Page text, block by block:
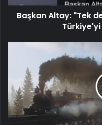
Başkan Altay: "Tek